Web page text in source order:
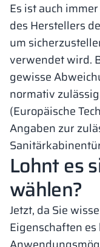
Es ist auch
des Herstellers
um
verwendet wird.
gewisse
normativ
(Europäische
Angaben zur
Lohnt es
wählen?
Jetzt, da Sie
Eigenschaften